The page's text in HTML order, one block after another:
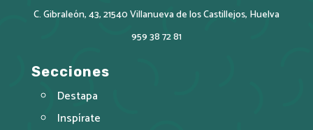
C. Gibraleón, 43, 21540 Villanueva de los Castillejos, Huelva
959 38 72 81
Secciones
Destapa
Inspírate